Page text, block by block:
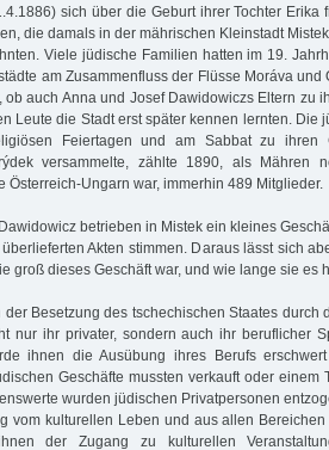
sich über die Geburt ihrer Tochter Erika
die damals in der mährischen Kleinstadt
Viele jüdische Familien hatten im 19.
am Zusammenfluss der Flüsse Moráva und
ob auch Anna und Josef Dawidowiczs Eltern zu
Leute die Stadt erst später kennen lernten. Die
Feiertagen und am Sabbat zu ihren
versammelte, zählte 1890, als Mähren
Österreich-Ungarn war, immerhin 489 Mitglieder.
betrieben in Mistek ein kleines
Akten stimmen. Daraus lässt sich
groß dieses Geschäft war, und wie lange sie es
der Besetzung des tschechischen Staates durch
nur ihr privater, sondern auch ihr beruflicher
ihnen die Ausübung ihres Berufs
Geschäfte mussten verkauft oder einem
wurden jüdischen Privatpersonen
vom kulturellen Leben und aus allen
der Zugang zu kulturellen